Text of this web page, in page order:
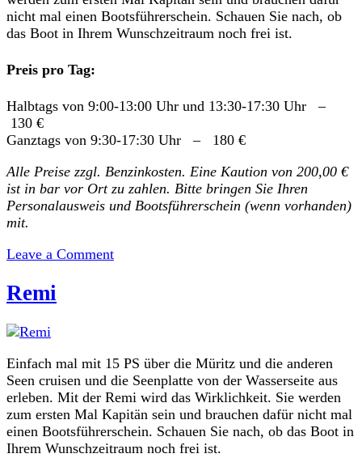
nicht mal einen Bootsführerschein. Schauen Sie nach, ob
das Boot in Ihrem Wunschzeitraum noch frei ist.
Preis pro Tag:
Halbtags von 9:00-13:00 Uhr und 13:30-17:30 Uhr –
130 €
Ganztags von 9:30-17:30 Uhr – 180 €
Alle Preise zzgl. Benzinkosten. Eine Kaution von 200,00 €
ist in bar vor Ort zu zahlen. Bitte bringen Sie Ihren
Personalausweis und Bootsführerschein (wenn vorhanden)
mit.
Leave a Commenton
Remi
Einfach mal mit 15 PS über die Müritz und die anderen
Seen cruisen und die Seenplatte von der Wasserseite aus
erleben. Mit der Remi wird das Wirklichkeit. Sie werden
zum ersten Mal Kapitän sein und brauchen dafür nicht mal
einen Bootsführerschein. Schauen Sie nach, ob das Boot in
Ihrem Wunschzeitraum noch frei ist.